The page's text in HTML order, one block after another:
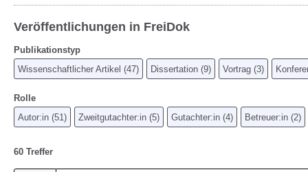
Veröffentlichungen in FreiDok
Publikationstyp
Wissenschaftlicher Artikel (47) Dissertation (9) Vortrag (3)
Rolle
Autor:in (51) Zweitgutachter:in (5) Gutachter:in (4) Betreuer:in (2)
60 Treffer